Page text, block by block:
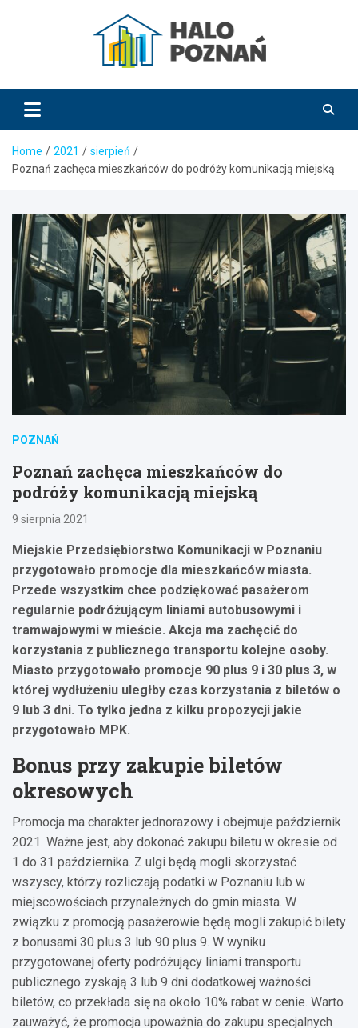
HaloPoznań.pl
Home 2021
sierpień
Poznań zachęca mieszkańców do podróży komunikacją miejską
POZNAŃ
Poznań zachęca mieszkańców do
podróży komunikacją miejską
9 sierpnia 2021
Miejskie Przedsiębiorstwo Komunikacji w Poznaniu
przygotowało promocje dla mieszkańców miasta.
Przede wszystkim chce podziękować pasażerom
regularnie podróżującym liniami autobusowymi i
tramwajowymi w mieście. Akcja ma zachęcić do
korzystania z publicznego transportu kolejne osoby.
Miasto przygotowało promocje 90 plus 9 i 30 plus 3, w
której wydłużeniu uległby czas korzystania z biletów o
9 lub 3 dni. To tylko jedna z kilku propozycji jakie
przygotowało MPK.
Bonus przy zakupie biletów
okresowych
Promocja ma charakter jednorazowy i obejmuje październik
2021. Ważne jest, aby dokonać zakupu biletu w okresie od
1 do 31 października. Z ulgi będą mogli skorzystać
wszyscy, którzy rozliczają podatki w Poznaniu lub w
miejscowościach przynależnych do gmin miasta. W
związku z promocją pasażerowie będą mogli zakupić bilety
z bonusami 30 plus 3 lub 90 plus 9. W wyniku
przygotowanej oferty podróżujący liniami transportu
publicznego zyskają 3 lub 9 dni dodatkowej ważności
biletów, co przekłada się na około 10% rabat w cenie. Warto
zauważyć, że promocja upoważnia do zakupu specjalnych